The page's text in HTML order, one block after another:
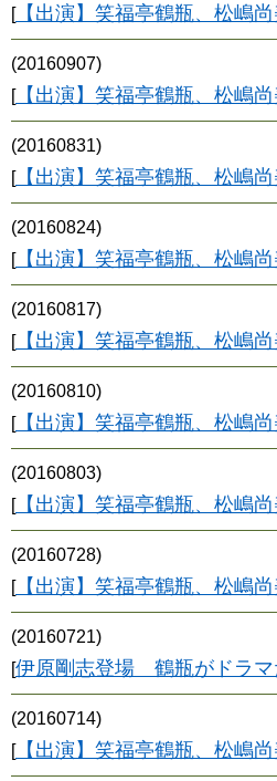
[【出演】笑福亭鶴瓶、松嶋尚
(20160907)
[【出演】笑福亭鶴瓶、松嶋尚
(20160831)
[【出演】笑福亭鶴瓶、松嶋尚
(20160824)
[【出演】笑福亭鶴瓶、松嶋尚
(20160817)
[【出演】笑福亭鶴瓶、松嶋尚
(20160810)
[【出演】笑福亭鶴瓶、松嶋尚
(20160803)
[【出演】笑福亭鶴瓶、松嶋尚
(20160728)
[【出演】笑福亭鶴瓶、松嶋尚
(20160721)
[伊原剛志登場 鶴瓶がドラマ
(20160714)
[【出演】笑福亭鶴瓶、松嶋尚